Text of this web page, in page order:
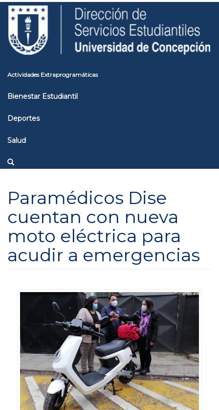
Pasar
contenido
principal
Toggle
high
contrast
Actividades Extraprogramáticas
Bienestar Estudiantil
Deportes
Salud
Paramédicos Dise
cuentan con nueva
moto eléctrica para
acudir a emergencias